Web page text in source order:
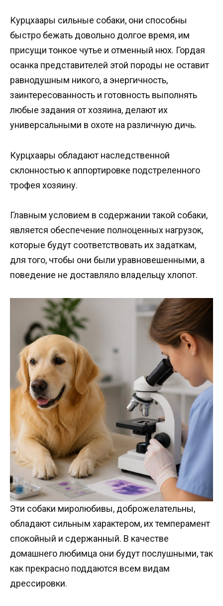
Курцхаары сильные собаки, они способны
быстро бежать довольно долгое время, им
присущи тонкое чутье и отменный нюх. Гордая
осанка представителей этой породы не оставит
равнодушным никого, а энергичность,
заинтересованность и готовность выполнять
любые задания от хозяина, делают их
универсальными в охоте на различную дичь.
Курцхаары обладают наследственной
склонностью к аппортировке подстреленного
трофея хозяину.
Главным условием в содержании такой собаки,
является обеспечение полноценных нагрузок,
которые будут соответствовать их задаткам,
для того, чтобы они были уравновешенными, а
поведение не доставляло владельцу хлопот.
Эти собаки миролюбивы, доброжелательны,
обладают сильным характером, их темперамент
спокойный и сдержанный. В качестве
домашнего любимца они будут послушными, так
как прекрасно поддаются всем видам
дрессировки.